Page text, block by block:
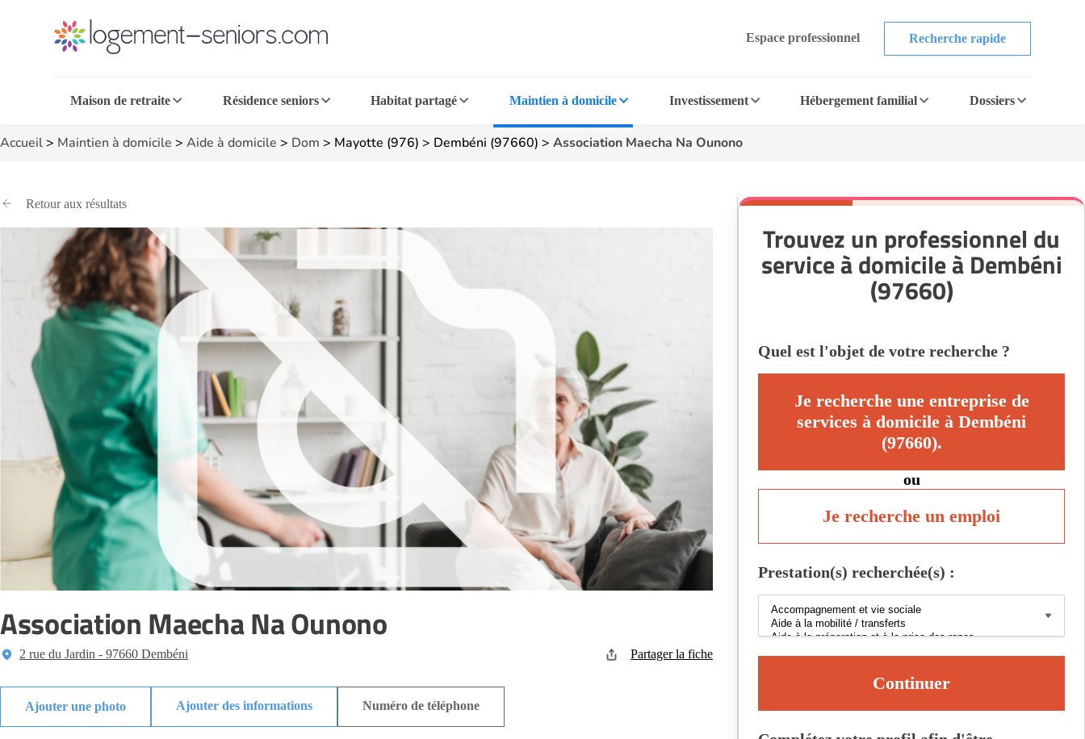
Espace professionnel Recherche rapide
Maison de retraite Résidence seniors Habitat partagé Maintien à domicile Investissement Hébergement familial Dossiers
Accueil> Maintien à domicile > Aide à domicile > Dom > Mayotte (976) > Dembéni (97660) > Association Maecha Na Ounono
Retour aux résultats
Association Maecha Na Ounono
2 rue du Jardin - 97660 Dembéni Partager la fiche
Ajouter des informations Numéro de téléphone
Trouvez un professionnel du
service à domicile à Dembéni
(97660)
Quel est l'objet de votre recherche ?
Je recherche une entreprise de
services à domicile à Dembéni
(97660).
ou
Je recherche un emploi
Prestation(s) recherchée(s) :
Continuer